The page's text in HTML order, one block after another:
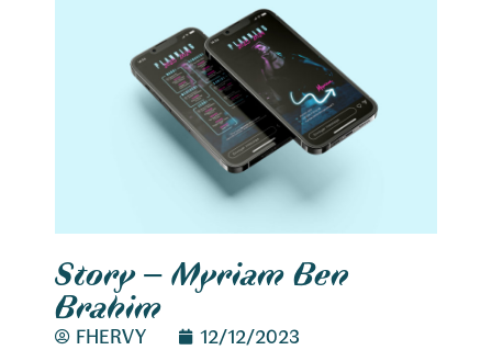
Story – Myriam Ben
Brahim
FHERVY
12/12/2023